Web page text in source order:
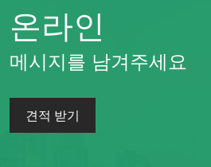
온라인
메시지를 남겨주세요
견적 받기